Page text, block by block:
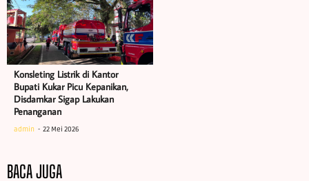
Konsleting Listrik di Kantor
Bupati Kukar Picu Kepanikan,
Disdamkar Sigap Lakukan
Penanganan
admin 22 Mei 2026
BACA JUGA